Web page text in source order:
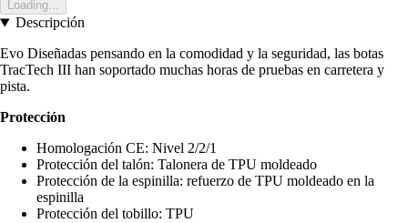
Loading...
Descripción
Evo Diseñadas pensando en la comodidad y la seguridad, las botas
TracTech III han soportado muchas horas de pruebas en carretera y
pista.
Protección
Homologación CE: Nivel 2/2/1
Protección del talón: Talonera de TPU moldeado
Protección de la espinilla: refuerzo de TPU moldeado en la
espinilla
Protección del tobillo: TPU